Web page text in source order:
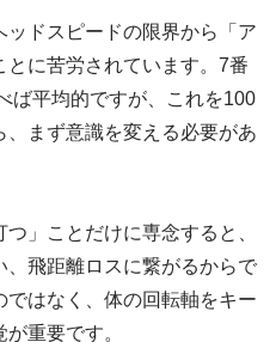
ドスピードの限界から「ア
に苦労されています。7番
ば平均的ですが、これを100
まず意識を変える必要があ
」ことだけに専念すると、
飛距離ロスに繋がるからで
はなく、体の回転軸をキー
重要です。